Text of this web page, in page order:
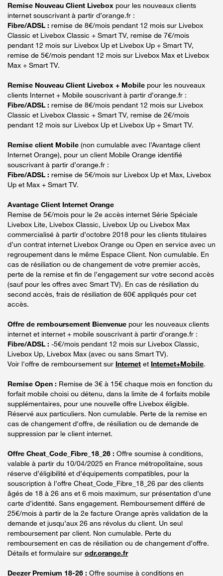
Remise Nouveau Client Livebox pour les nouveaux clients
internet souscrivant à partir d’orange.fr :
Fibre/ADSL : remise de 8€/mois pendant 12 mois sur Livebox
Classic et Livebox Classic + Smart TV, remise de 7€/mois
pendant 12 mois sur Livebox Up et Livebox Up + Smart TV,
remise de 5€/mois pendant 12 mois sur Livebox Max et Livebox
Max + Smart TV.
Remise Nouveau Client Livebox + Mobile pour les nouveaux
clients Internet + Mobile souscrivant à partir d’orange.fr :
Fibre/ADSL : remise de 8€/mois pendant 12 mois sur Livebox
Classic et Livebox Classic + Smart TV, remise de 2€/mois
pendant 12 mois sur Livebox Up et Livebox Up + Smart TV.
Remise client Mobile (non cumulable avec l’Avantage client
Internet Orange), pour un client Mobile Orange identifié
souscrivant à partir d’orange.fr :
Fibre/ADSL : remise de 5€/mois sur Livebox Up et Max, Livebox
Up et Max + Smart TV.
Avantage Client Internet Orange
Remise de 5€/mois pour le 2e accès internet Série Spéciale
Livebox Lite, Livebox Classic, Livebox Up ou Livebox Max
commercialisé à partir d’octobre 2018 pour les clients titulaires
d’un contrat internet Livebox Orange ou Open en service avec un
regroupement dans le même Espace Client. Non cumulable. En
cas de résiliation ou de changement de votre premier accès,
perte de la remise et fin de l’engagement sur votre second accès
(sauf pour les offres avec Smart TV). En cas de résiliation du
second accès, frais de résiliation de 60€ appliqués pour cet
accès.
Offre de remboursement Bienvenue pour les nouveaux clients
internet et internet + mobile souscrivant à partir d’orange.fr :
Fibre/ADSL : -5€/mois pendant 12 mois sur Livebox Classic,
Livebox Up, Livebox Max (avec ou sans Smart TV).
Voir l'offre de remboursement sur Internet et Internet+Mobile.
Remise Open : Remise de 3€ à 15€ chaque mois en fonction du
forfait mobile choisi ou détenu, dans la limite de 4 forfaits mobile
supplémentaires, pour une nouvelle offre Livebox éligible.
Réservé aux particuliers. Non cumulable. Perte de la remise en
cas de changement d'offre, de résiliation ou de demande de
suppression par le client internet.
Offre Cheat_Code_Fibre_18_26 : Offre soumise à conditions,
valable à partir du 10/04/2025 en France métropolitaine, sous
réserve d’éligibilité et d’équipements compatibles, pour la
souscription à l’offre Cheat_Code_Fibre_18_26 par des clients
âgés de 18 à 26 ans et 6 mois maximum, sur présentation d’une
carte d’identité. Sans engagement. Remboursement différé de
25€/mois à partir de la 2e facture Orange après validation de la
demande et jusqu’aux 26 ans révolus du client. Un seul
remboursement par client. Non cumulable. Perte du
remboursement en cas de résiliation ou de changement d’offre.
Détails et formulaire sur odr.orange.fr
Deezer Premium 18-26 : Offre soumise à conditions en